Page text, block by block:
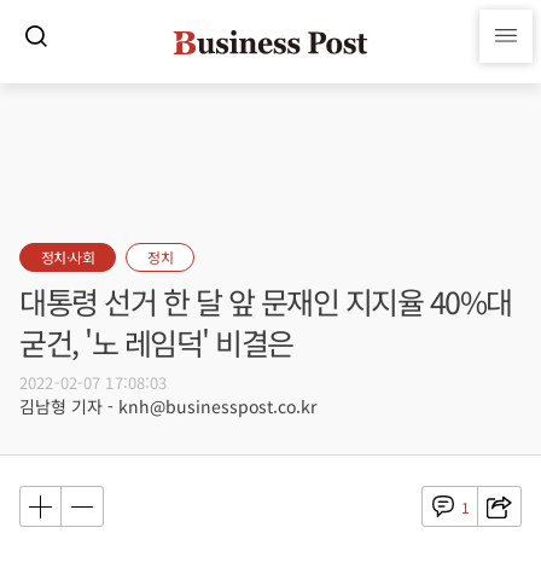
정치·사회 정치
대통령 선거 한 달 앞 문재인 지지율 40%대
굳건, '노 레임덕' 비결은
2022-02-07 17:08:03
김남형 기자 - knh@businesspost.co.kr
1